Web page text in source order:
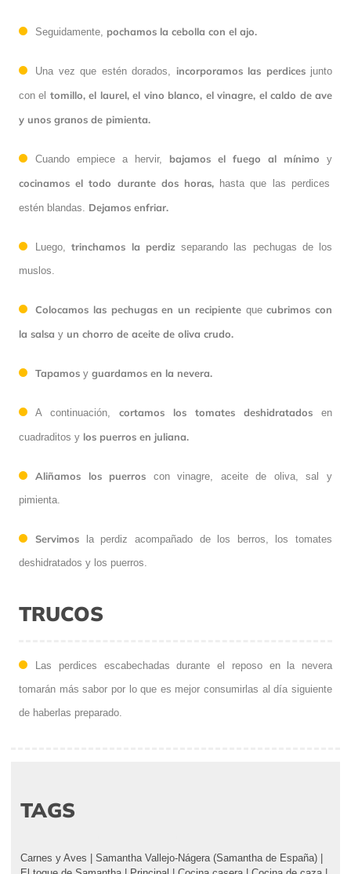
Seguidamente, pochamos la cebolla con el ajo.
Una vez que estén dorados, incorporamos las perdicesjunto
con el tomillo, el laurel, el vino blanco, el vinagre, el caldo de ave
y unos granos de pimienta.
Cuando empiece a hervir, bajamos el fuego al mínimo y
cocinamos el todo durante dos horas, hasta que las perdices
estén blandas. Dejamos enfriar.
Luego, trinchamos la perdizseparando las pechugas de los
muslos.
Colocamos las pechugas en un recipientequecubrimos con
la salsa y un chorro de aceite de oliva crudo.
Tapamos y guardamos en la nevera.
A continuación, cortamos los tomates deshidratados en
cuadraditos y los puerros en juliana.
Aliñamos los puerros con vinagre, aceite de oliva, sal y
pimienta.
Servimos la perdiz acompañado de los berros, los tomates
deshidratados y los puerros.
TRUCOS
Las perdices escabechadas durante el reposo en la nevera
tomarán más sabor por lo que es mejor consumirlas al día siguiente
de haberlas preparado.
TAGS
Carnes y Aves Samantha Vallejo-Nágera (Samantha de España)